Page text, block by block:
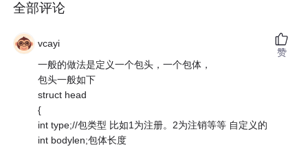
全部评论
vcayi
一般的做法是定义一个包头，一个包体，
包头一般如下
struct head
{
int type;//包类型 比如1为注册。2为注销等等 自定义的
int bodylen;包体长度
赞